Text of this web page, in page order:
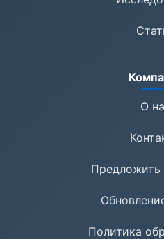
О
Политика